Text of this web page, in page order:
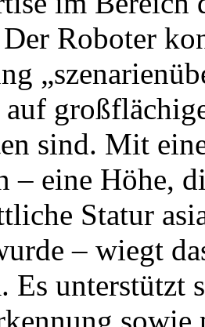
Roboter
sind. Mit
– eine Höhe,
Statur
– wiegt
Es unterstützt
sowie